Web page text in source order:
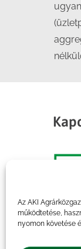
Az AKI
működtetése,
nyomon követése